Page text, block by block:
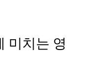
미치는 영